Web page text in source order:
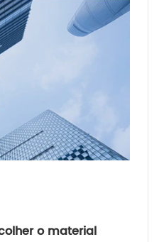
o material